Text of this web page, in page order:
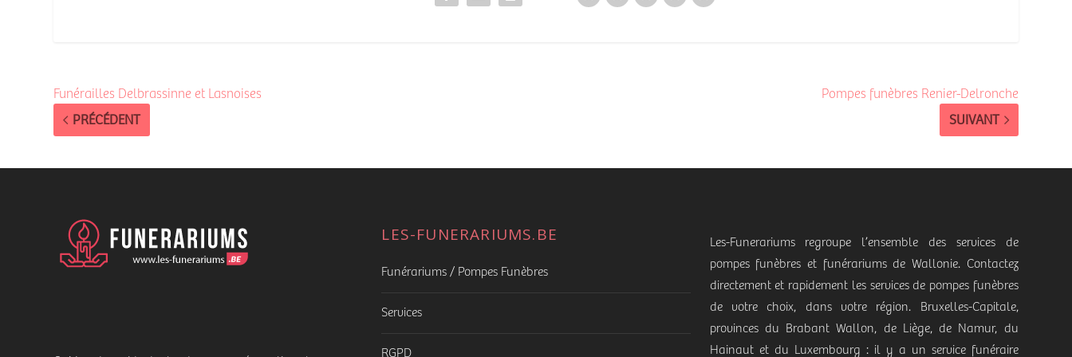
Funérailles Delbrassinne et Lasnoises
PRÉCÉDENT
Pompes funèbres Renier-Delronche
SUIVANT
LES-FUNERARIUMS.BE
Funérariums / Pompes Funèbres
Services
RGPD
Les-Funerariums regroupe l’ensemble des services de
pompes funèbres et funérariums de Wallonie. Contactez
directement et rapidement les services de pompes funèbres
de votre choix, dans votre région. Bruxelles-Capitale,
provinces du Brabant Wallon, de Liège, de Namur, du
Hainaut et du Luxembourg : il y a un service funéraire